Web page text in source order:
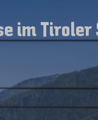
im Tiroler